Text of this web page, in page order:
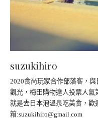
suzukihiro
2020食尚玩家合作部落客，
觀光，梅田購物達人投票人
就是去日本泡溫泉吃美食，歡
箱:suzukihiro@gmail.com